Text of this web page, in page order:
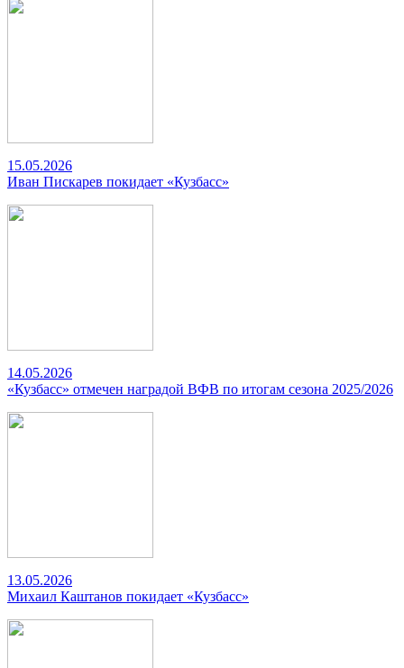
15.05.2026
Иван Пискарев покидает «Кузбасс»
14.05.2026
«Кузбасс» отмечен наградой ВФВ по итогам сезона 2025/2026
13.05.2026
Михаил Каштанов покидает «Кузбасс»